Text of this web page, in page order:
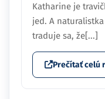
Katharine je
jed. A
traduje sa, že[...]
Prečítať celú